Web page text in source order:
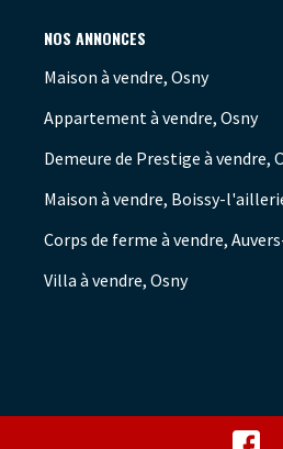
NOS ANNONCES
Maison à vendre, Osny
Appartement à vendre, Osny
Demeure de Prestige à vendre,
Maison à vendre, Boissy-
Corps de ferme à vendre,
Villa à vendre, Osny